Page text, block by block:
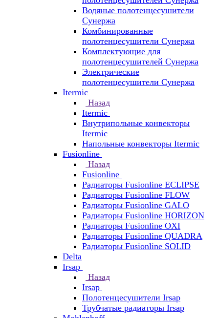
Водяные полотенцесушители
Сунержа
Комбинированные
полотенцесушители Сунержа
Комплектующие для
полотенцесушителей Сунержа
Электрические
полотенцесушители Сунержа
Itermic
Назад
Itermic
Внутрипольные конвекторы
Itermic
Напольные конвекторы Itermic
Fusionline
Назад
Fusionline
Радиаторы Fusionline ECLIPSE
Радиаторы Fusionline FLOW
Радиаторы Fusionline GALO
Радиаторы Fusionline HORIZON
Радиаторы Fusionline OXI
Радиаторы Fusionline QUADRA
Радиаторы Fusionline SOLID
Delta
Irsap
Назад
Irsap
Полотенцесушители Irsap
Трубчатые радиаторы Irsap